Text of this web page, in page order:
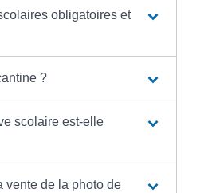
obligatoires et
?
scolaire est-elle
vente de la photo de